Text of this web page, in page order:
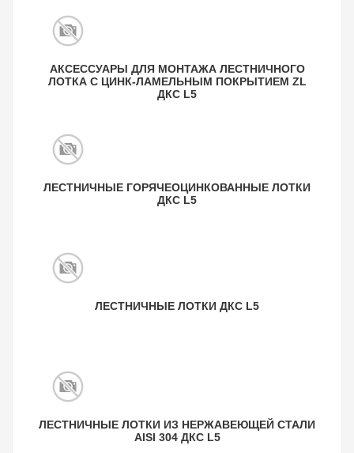
АКСЕССУАРЫ ДЛЯ МОНТАЖА ЛЕСТНИЧНОГО
ЛОТКА С ЦИНК-ЛАМЕЛЬНЫМ ПОКРЫТИЕМ ZL
ДКС L5
ЛЕСТНИЧНЫЕ ГОРЯЧЕОЦИНКОВАННЫЕ ЛОТКИ
ДКС L5
ЛЕСТНИЧНЫЕ ЛОТКИ ДКС L5
ЛЕСТНИЧНЫЕ ЛОТКИ ИЗ НЕРЖАВЕЮЩЕЙ СТАЛИ
AISI 304 ДКС L5